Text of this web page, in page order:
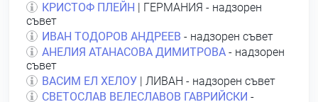
КРИСТОФ ПЛЕЙН
| ГЕРМАНИЯ - надзорен
съвет
ИВАН ТОДОРОВ АНДРЕЕВ - надзорен съвет
АНЕЛИЯ АТАНАСОВА ДИМИТРОВА - надзорен
съвет
ВАСИМ ЕЛ ХЕЛОУ | ЛИВАН - надзорен съвет
СВЕТОСЛАВ ВЕЛЕСЛАВОВ ГАВРИЙСКИ -